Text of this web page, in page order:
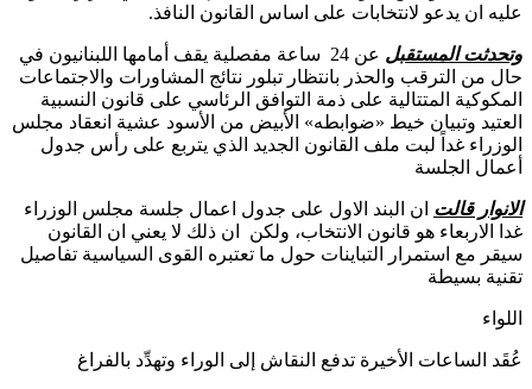
عليه ان يدعو لانتخابات على اساس القانون النافذ.
وتحدثت المستقبل
عن 24 ساعة مفصلية يقف أمامها اللبنانيون في
حال من الترقب والحذر بانتظار تبلور نتائج المشاورات والاجتماعات
المكوكية المتتالية على ذمة التوافق الرئاسي على قانون النسبية
العتيد وتبيان خيط «ضوابطه» الأبيض من الأسود عشية انعقاد مجلس
الوزراء غداً لبت ملف القانون الجديد الذي يتربع على رأس جدول
أعمال الجلسة
الانوار قالت ان البند الاول على جدول اعمال جلسة مجلس الوزراء
غدا الاربعاء هو قانون الانتخاب، ولكن ان ذلك لا يعني ان القانون
سيقر مع استمرار التباينات حول ما تعتبره القوى السياسية تفاصيل
تقنية بسيطة
اللواء
عُقَد الساعات الأخيرة تدفع النقاش إلى الوراء وتهدِّد بالفراغ